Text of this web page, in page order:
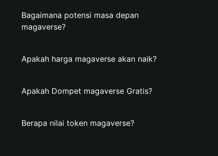
Bagaimana potensi masa depan
magaverse?
Apakah harga magaverse akan naik?
Apakah Dompet magaverse Gratis?
Berapa nilai token magaverse?